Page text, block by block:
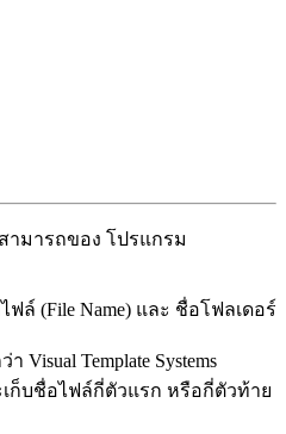
ามารถของ โปรแกรม
ล์ (File Name) และ ชื่อโฟลเดอร์
Visual Template Systems
ก็บชื่อไฟล์กี่ตัวแรก หรือกี่ตัวท้าย